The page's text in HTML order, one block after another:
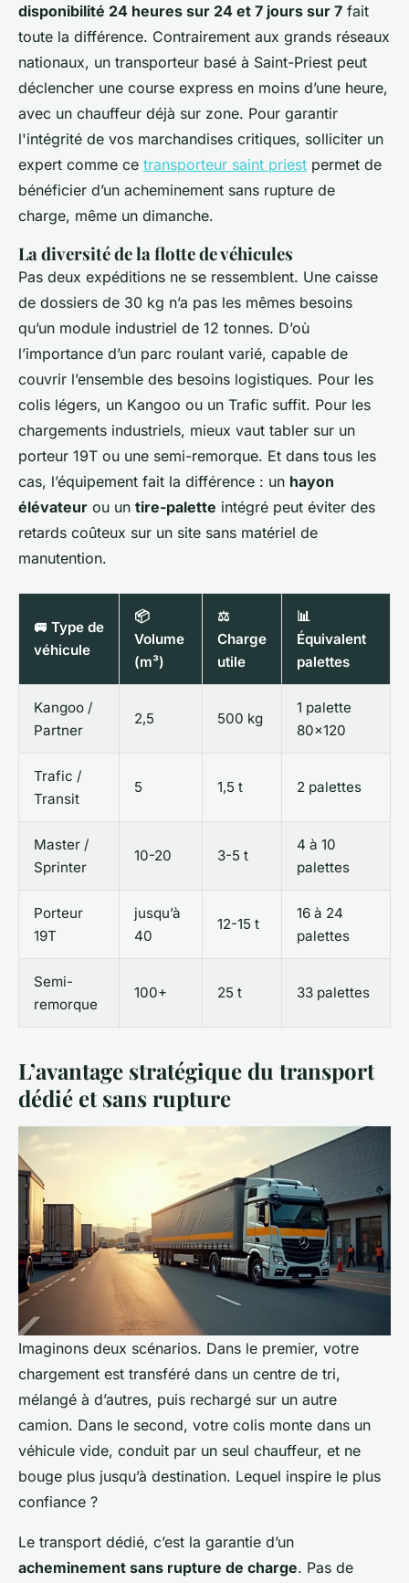
disponibilité 24 heures sur 24 et 7 jours sur 7 fait
toute la différence. Contrairement aux grands réseaux
nationaux, un transporteur basé à Saint-Priest peut
déclencher une course express en moins d’une heure,
avec un chauffeur déjà sur zone. Pour garantir
l'intégrité de vos marchandises critiques, solliciter un
expert comme ce transporteur saint priest permet de
bénéficier d’un acheminement sans rupture de
charge, même un dimanche.
La diversité de la flotte de véhicules
Pas deux expéditions ne se ressemblent. Une caisse
de dossiers de 30 kg n’a pas les mêmes besoins
qu’un module industriel de 12 tonnes. D’où
l’importance d’un parc roulant varié, capable de
couvrir l’ensemble des besoins logistiques. Pour les
colis légers, un Kangoo ou un Trafic suffit. Pour les
chargements industriels, mieux vaut tabler sur un
porteur 19T ou une semi-remorque. Et dans tous les
cas, l’équipement fait la différence : un hayon
élévateur ou un tire-palette intégré peut éviter des
retards coûteux sur un site sans matériel de
manutention.
🚐 Type de
véhicule
📦
Volume
(m³)
⚖️
Charge
utile
📊
Équivalent
palettes
Kangoo /
Partner
2,5 500 kg
1 palette
80x120
Trafic /
Transit
5 1,5 t 2 palettes
Master /
Sprinter
10-20 3-5 t
4 à 10
palettes
Porteur
19T
jusqu’à
40
12-15 t
16 à 24
palettes
Semi-
remorque
100+ 25 t 33 palettes
L’avantage stratégique du transport
dédié et sans rupture
Imaginons deux scénarios. Dans le premier, votre
chargement est transféré dans un centre de tri,
mélangé à d’autres, puis rechargé sur un autre
camion. Dans le second, votre colis monte dans un
véhicule vide, conduit par un seul chauffeur, et ne
bouge plus jusqu’à destination. Lequel inspire le plus
confiance ?
Le transport dédié, c’est la garantie d’un
acheminement sans rupture de charge. Pas de